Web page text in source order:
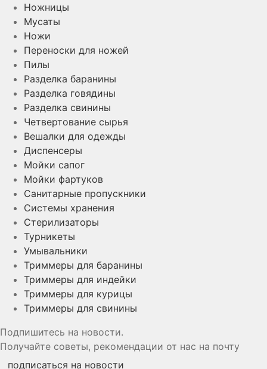
Ножницы
Мусаты
Ножи
Переноски для ножей
Пилы
Разделка баранины
Разделка говядины
Разделка свинины
Четвертование сырья
Вешалки для одежды
Диспенсеры
Мойки сапог
Мойки фартуков
Санитарные пропускники
Системы хранения
Стерилизаторы
Турникеты
Умывальники
Триммеры для баранины
Триммеры для индейки
Триммеры для курицы
Триммеры для свинины
Подпишитесь на новости.
Получайте советы, рекомендации от нас на почту
подписаться на новости